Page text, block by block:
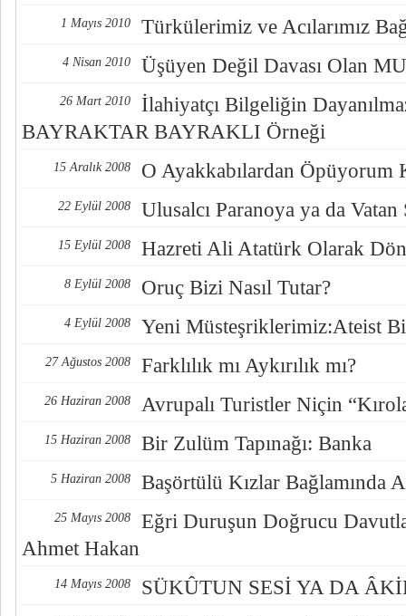
1 Mayıs 2010 Türkülerimiz ve Acılarımız
4 Nisan 2010 Üşüyen Değil Davası Olan
26 Mart 2010
İlahiyatçı Bilgeliğin
BAYRAKTAR BAYRAKLI Örneği
15 Aralık 2008 O Ayakkabılardan Öpüyorum
22 Eylül 2008 Ulusalcı Paranoya ya da
15 Eylül 2008 Hazreti Ali Atatürk Olarak
8 Eylül 2008 Oruç Bizi Nasıl Tutar?
4 Eylül 2008 Yeni Müsteşriklerimiz:Ateist
27 Ağustos 2008 Farklılık mı Aykırılık mı?
26 Haziran 2008 Avrupalı Turistler Niçin
15 Haziran 2008 Bir Zulüm Tapınağı: Banka
5 Haziran 2008 Başörtülü Kızlar Bağlamında
25 Mayıs 2008
Eğri Duruşun Doğrucu
Ahmet Hakan
14 Mayıs 2008 SÜKÛTUN SESİ YA DA